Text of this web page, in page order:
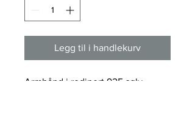
Legg til i handlekurv
Armbånd i rodinert 925 sølv